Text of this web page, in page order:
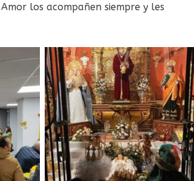
los acompañen siempre y les